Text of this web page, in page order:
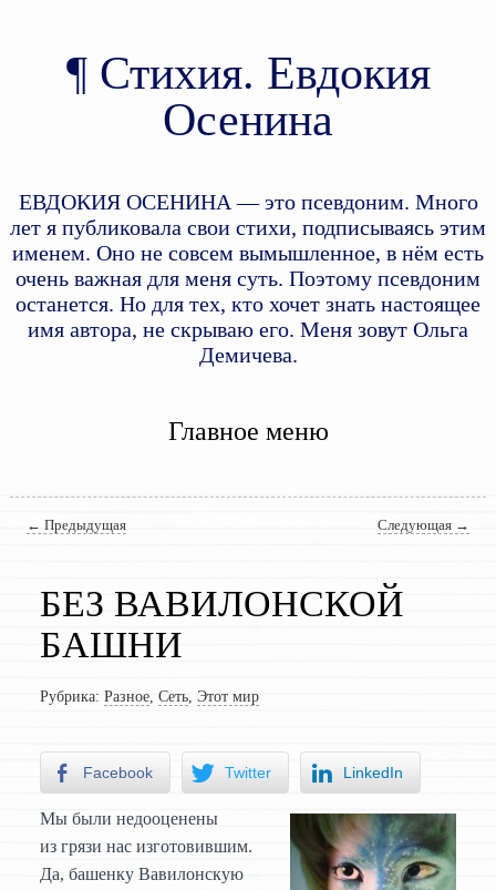
Стихия. Евдокия
Осенина
ЕВДОКИЯ ОСЕНИНА — это псевдоним. Много
лет я публиковала свои стихи, подписываясь этим
именем. Оно не совсем вымышленное, в нём есть
очень важная для меня суть. Поэтому псевдоним
останется. Но для тех, кто хочет знать настоящее
имя автора, не скрываю его. Меня зовут Ольга
Демичева.
Главное меню
Навигация по записям
← Предыдущая Следующая →
БЕЗ ВАВИЛОНСКОЙ
БАШНИ
Рубрика: Разное, Сеть, Этот мир
Facebook Twitter LinkedIn
Мы были недооценены
из грязи нас изготовившим.
Да, башенку Вавилонскую